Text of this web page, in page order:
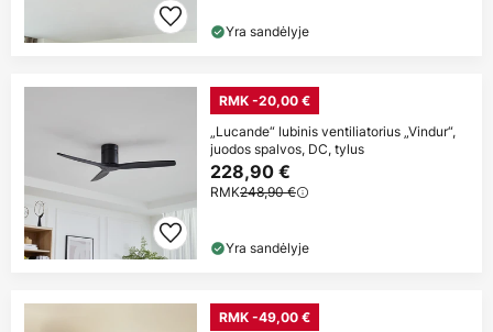
Yra sandėlyje
RMK -20,00 €
„Lucande“ lubinis ventiliatorius „Vindur“,
juodos spalvos, DC, tylus
228,90 €
RMK248,90 €
Yra sandėlyje
RMK -49,00 €